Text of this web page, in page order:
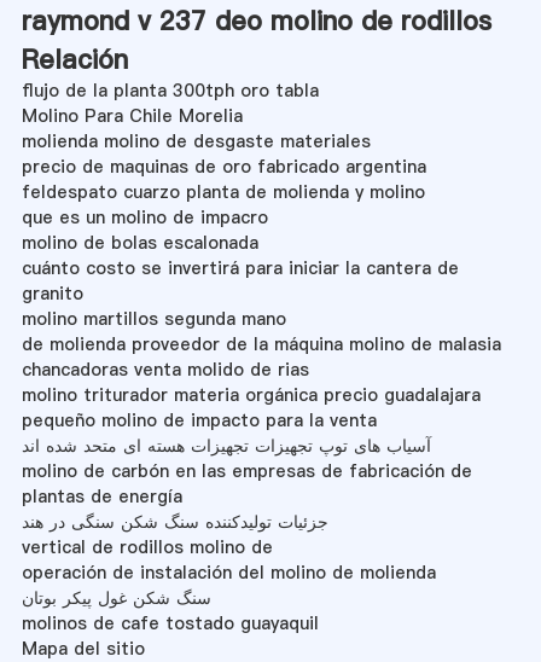
raymond v 237 deo molino de rodillos
Relación
flujo de la planta 300tph oro tabla
Molino Para Chile Morelia
molienda molino de desgaste materiales
precio de maquinas de oro fabricado argentina
feldespato cuarzo planta de molienda y molino
que es un molino de impacro
molino de bolas escalonada
cuánto costo se invertirá para iniciar la cantera de
granito
molino martillos segunda mano
de molienda proveedor de la máquina molino de malasia
chancadoras venta molido de rias
molino triturador materia orgánica precio guadalajara
pequeño molino de impacto para la venta
آسیاب های توپ تجهیزات تجهیزات هسته ای متحد شده اند
molino de carbón en las empresas de fabricación de
plantas de energía
جزئیات تولیدکننده سنگ شکن سنگی در هند
vertical de rodillos molino de
operación de instalación del molino de molienda
سنگ شکن غول پیکر بوتان
molinos de cafe tostado guayaquil
Mapa del sitio